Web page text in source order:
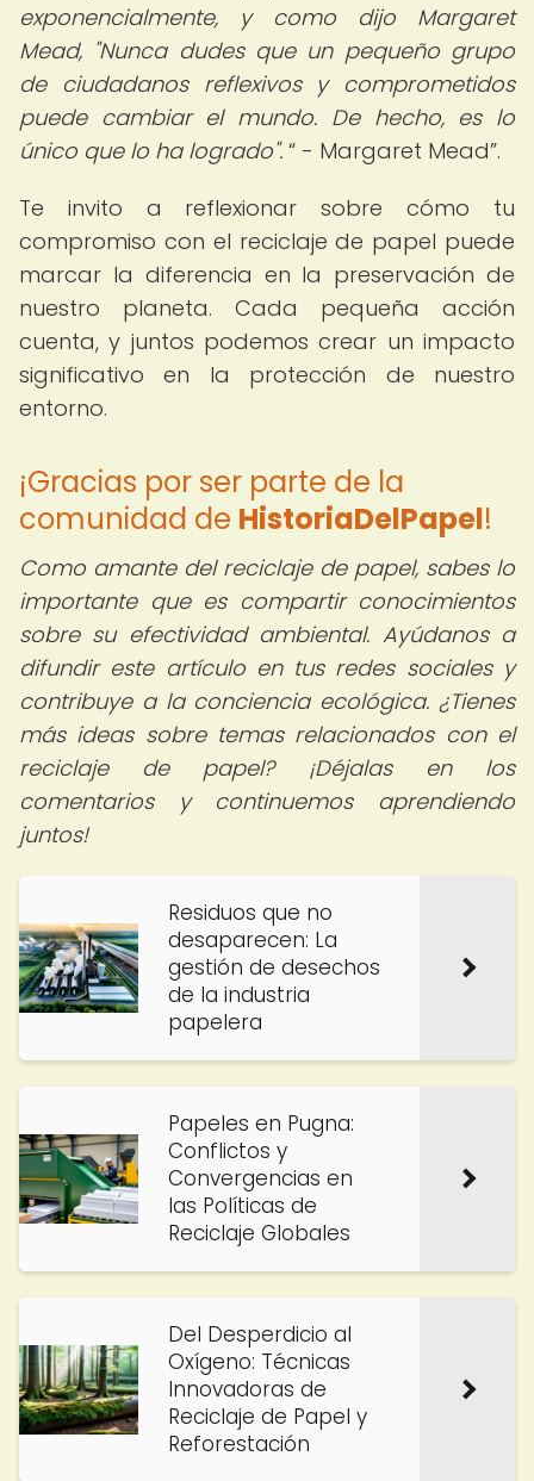
exponencialmente, y como dijo Margaret
Mead, "Nunca dudes que un pequeño grupo
de ciudadanos reflexivos y comprometidos
puede cambiar el mundo. De hecho, es lo
único que lo ha logrado".
- Margaret Mead .
Te invito a reflexionar sobre cómo tu
compromiso con el reciclaje de papel puede
marcar la diferencia en la preservación de
nuestro planeta. Cada pequeña acción
cuenta, y juntos podemos crear un impacto
significativo en la protección de nuestro
entorno.
¡Gracias por ser parte de la
comunidad de HistoriaDelPapel!
Como amante del reciclaje de papel, sabes lo
importante que es compartir conocimientos
sobre su efectividad ambiental. Ayúdanos a
difundir este artículo en tus redes sociales y
contribuye a la conciencia ecológica. ¿Tienes
más ideas sobre temas relacionados con el
reciclaje de papel? ¡Déjalas en los
comentarios y continuemos aprendiendo
juntos!
Residuos que no
desaparecen: La
gestión de desechos
de la industria
papelera
Papeles en Pugna:
Conflictos y
Convergencias en
las Políticas de
Reciclaje Globales
Del Desperdicio al
Oxígeno: Técnicas
Innovadoras de
Reciclaje de Papel y
Reforestación